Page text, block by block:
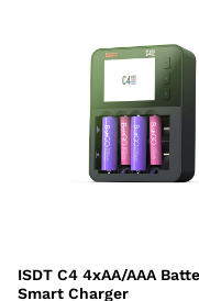
ISDT C4 4xAA/AAA
Smart Charger